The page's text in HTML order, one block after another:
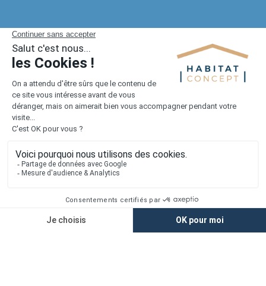
Toutes les offres dans la Seine Maritime (390 au
total)
1er constructeur régional de maisons individuelles dans la moitié